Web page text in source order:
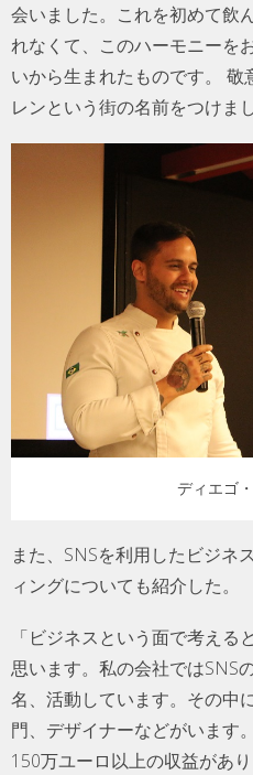
会いました。これを初めて飲
れなくて、このハーモニーを
いから生まれたものです。
レンという街の名前をつけま
ディエゴ
また、SNSを利用したビジネ
ィングについても紹介した。
「ビジネスという面で考える
思います。私の会社ではSNS
名、活動しています。その中
門、デザイナーなどがいます
150万ユーロ以上の収益があ